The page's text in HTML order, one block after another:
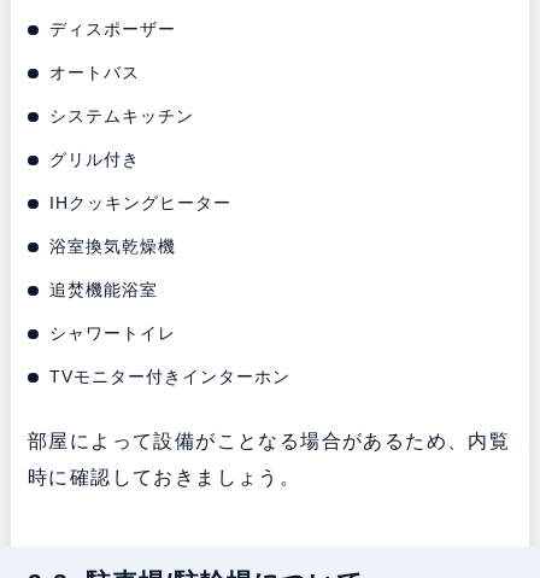
ディスポーザー
オートバス
システムキッチン
グリル付き
IHクッキングヒーター
浴室換気乾燥機
追焚機能浴室
シャワートイレ
TVモニター付きインターホン
部屋によって設備がことなる場合があるため、内覧
時に確認しておきましょう。